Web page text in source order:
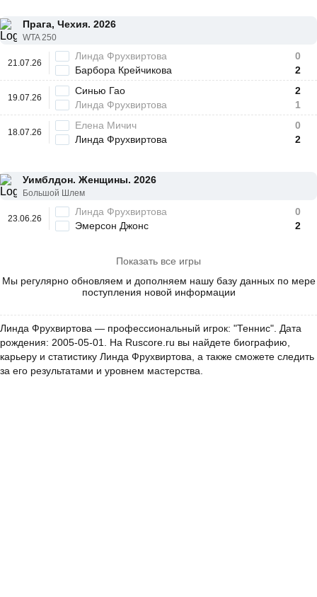
Прага, Чехия. 2026
WTA 250
21.07.26
Линда Фрухвиртова
Барбора Крейчикова
0
2
19.07.26
Синью Гао
Линда Фрухвиртова
2
1
18.07.26
Елена Мичич
Линда Фрухвиртова
0
2
Уимблдон. Женщины. 2026
Большой Шлем
23.06.26
Линда Фрухвиртова
Эмерсон Джонс
0
2
Показать все игры
Мы регулярно обновляем и дополняем нашу базу данных по мере
поступления новой информации
Линда Фрухвиртова — профессиональный игрок: "Теннис". Дата
рождения: 2005-05-01. На Ruscore.ru вы найдете биографию,
карьеру и статистику Линда Фрухвиртова, а также сможете следить
за его результатами и уровнем мастерства.